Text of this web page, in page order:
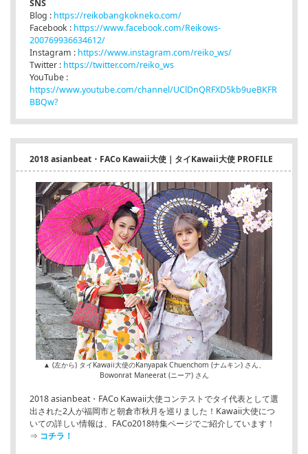
SNS
Blog : https://reikobangkokneko.com/
Facebook : https://www.facebook.com/Reikows-
200769936634612/
Instagram : https://www.instagram.com/reiko_ws/
Twitter : https://twitter.com/reiko_ws
YouTube :
https://www.youtube.com/channel/UClDnQRFXD5kb9ueBKFR
BBQw?
2018 asianbeat・FACo Kawaii大使｜タイKawaii大使 PROFILE
▲ (左から) タイKawaii大使のKanyapak Chuenchom (ナムキン) さん、
Bowonrat Maneerat (ニーア) さん
2018 asianbeat・FACo Kawaii大使コンテストでタイ代表として選
出された2人が福岡市と朝倉市秋月を巡りました！Kawaii大使につ
いての詳しい情報は、FACo2018特集ページでご紹介しています！
⇒ コチラ！